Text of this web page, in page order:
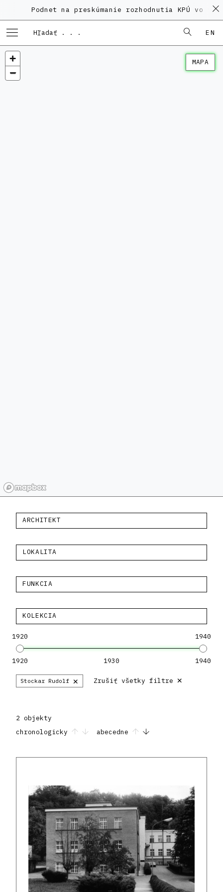
Podnet na preskúmanie rozhodnutia KPÚ vo
EN
MAPA
ARCHITEKT
LOKALITA
FUNKCIA
KOLEKCIA
1920 1940
1920 1930 1940
Stockar Rudolf × Zrušiť všetky filtre ×
2 objekty
chronologicky
abecedne